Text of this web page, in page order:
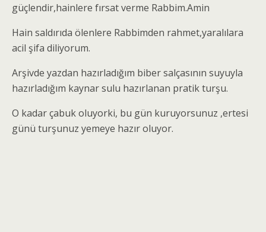
güçlendir,hainlere fırsat verme Rabbim.Amin
Hain saldırıda ölenlere Rabbimden rahmet,yaralılara
acil şifa diliyorum.
Arşivde yazdan hazırladığım biber salçasının suyuyla
hazırladığım kaynar sulu hazırlanan pratik turşu.
O kadar çabuk oluyorki, bu gün kuruyorsunuz ,ertesi
günü turşunuz yemeye hazır oluyor.